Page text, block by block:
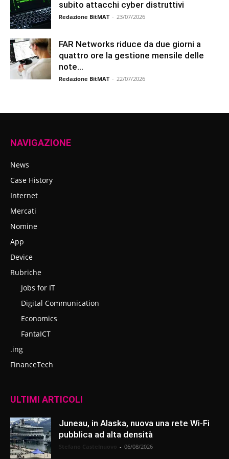
subito attacchi cyber distruttivi
Redazione BitMAT - 23/07/2026
FAR Networks riduce da due giorni a
quattro ore la gestione mensile delle
note...
Redazione BitMAT - 22/07/2026
NAVIGAZIONE
News
Case History
Internet
Mercati
Nomine
App
Device
Rubriche
Jobs for IT
Digital Communication
Economics
FantaICT
.ing
FinanceTech
ULTIMI ARTICOLI
Juneau, in Alaska, nuova una rete Wi-Fi
pubblica ad alta densità
- 06/08/2026